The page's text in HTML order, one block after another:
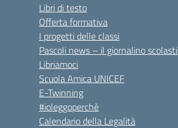
Libri di testo
Offerta formativa
I progetti delle classi
Pascoli news – il giornalino
Libriamoci
Scuola Amica UNICEF
E-Twinning
#ioleggoperchè
Calendario della Legalità